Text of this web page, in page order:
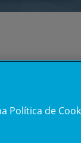
Política de